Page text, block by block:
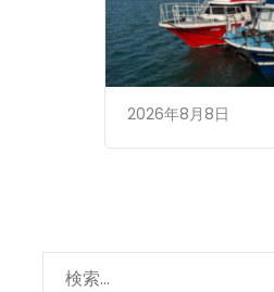
2026年8月8日
検